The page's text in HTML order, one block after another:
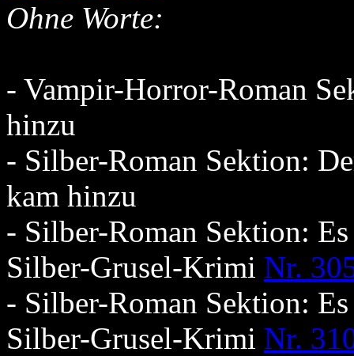
Ohne Worte:
- Vampir-Horror-Roman
hinzu
- Silber-Roman Sektion:
kam hinzu
- Silber-Roman Sektion:
Silber-Grusel-Krimi Nr.
- Silber-Roman Sektion:
Silber-Grusel-Krimi Nr.